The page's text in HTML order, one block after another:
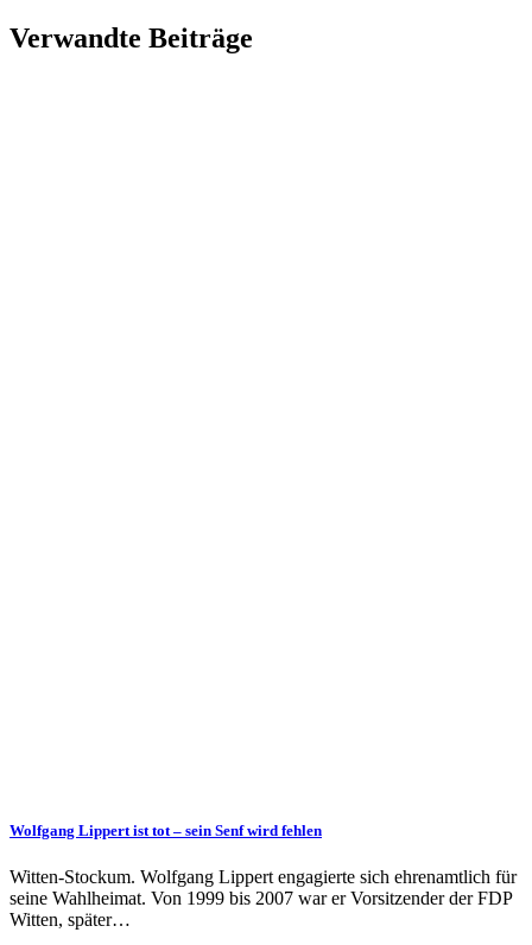
Verwandte Beiträge
Wolfgang Lippert ist tot – sein Senf wird fehlen
Witten-Stockum. Wolfgang Lippert engagierte sich ehrenamtlich für
seine Wahlheimat. Von 1999 bis 2007 war er Vorsitzender der FDP
Witten, später…